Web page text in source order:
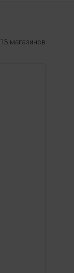
13 магазинов